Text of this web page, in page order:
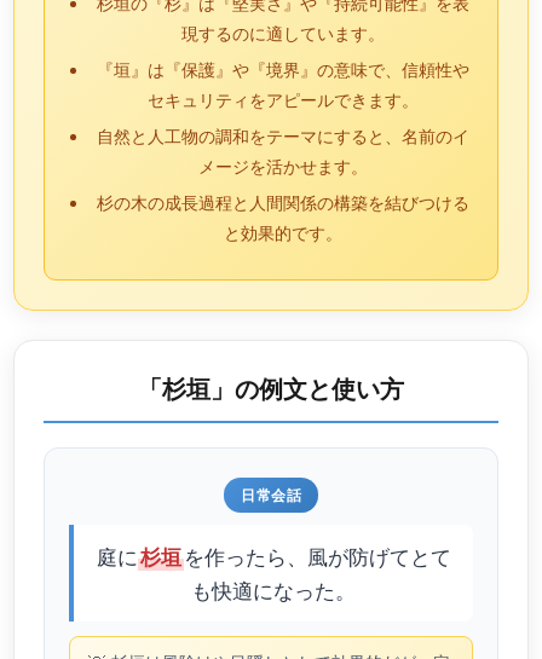
現するのに適しています。
『垣』は『保護』や『境界』の意味で、信頼性や
セキュリティをアピールできます。
自然と人工物の調和をテーマにすると、名前のイ
メージを活かせます。
杉の木の成長過程と人間関係の構築を結びつける
と効果的です。
「杉垣」の例文と使い方
日常会話
庭に杉垣を作ったら、風が防げてとて
も快適になった。